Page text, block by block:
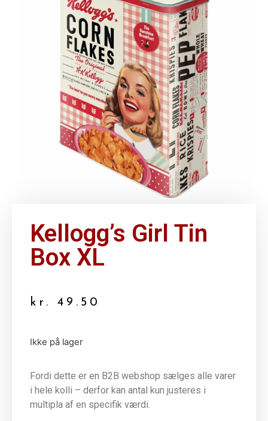
Kellogg’s Girl Tin
Box XL
kr. 49.50
Ikke på lager
Fordi dette er en B2B webshop sælges alle varer
i hele kolli – derfor kan antal kun justeres i
multipla af en specifik værdi.